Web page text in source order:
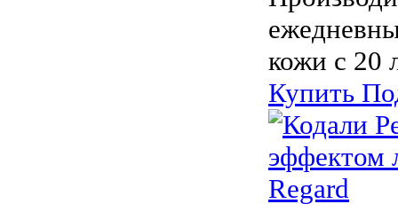
кожи с 20
Купить